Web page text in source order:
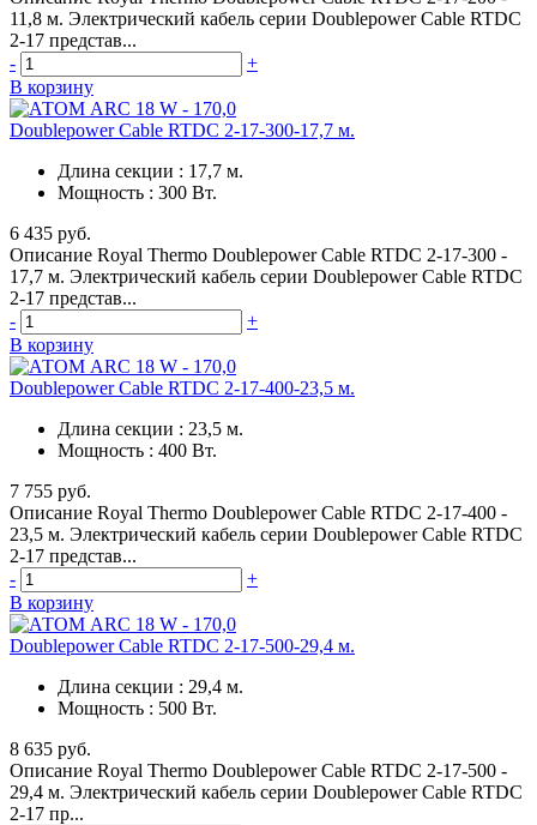
11,8 м. Электрический кабель серии Doublepower Cable RTDC
2-17 представ...
-
+
В корзину
Doublepower Cable RTDC 2-17-300-17,7 м.
Длина секции : 17,7 м.
Мощность : 300 Вт.
6 435 руб.
Описание Royal Thermo Doublepower Cable RTDC 2-17-300 -
17,7 м. Электрический кабель серии Doublepower Cable RTDC
2-17 представ...
-
+
В корзину
Doublepower Cable RTDC 2-17-400-23,5 м.
Длина секции : 23,5 м.
Мощность : 400 Вт.
7 755 руб.
Описание Royal Thermo Doublepower Cable RTDC 2-17-400 -
23,5 м. Электрический кабель серии Doublepower Cable RTDC
2-17 представ...
-
+
В корзину
Doublepower Cable RTDC 2-17-500-29,4 м.
Длина секции : 29,4 м.
Мощность : 500 Вт.
8 635 руб.
Описание Royal Thermo Doublepower Cable RTDC 2-17-500 -
29,4 м. Электрический кабель серии Doublepower Cable RTDC
2-17 пр...